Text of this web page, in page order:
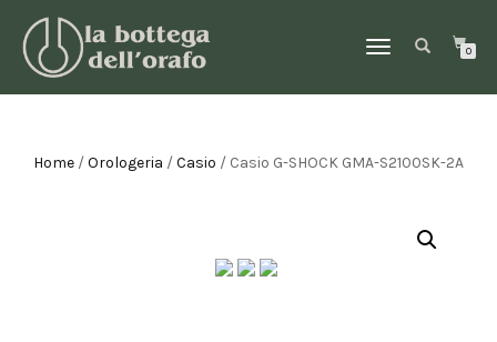
NAVIGAZIONE
0
Home /Orologeria /Casio / Casio G-SHOCK GMA-S2100SK-2A